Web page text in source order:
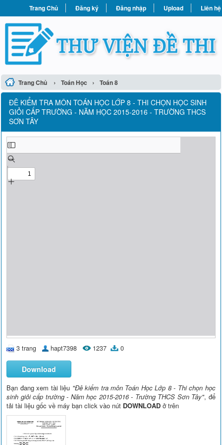
Trang Chủ Đăng ký Đăng nhập Upload Liên hệ
Trang Chủ › Toán Học › Toán 8
ĐÊ KIỂM TRA MÔN TOÁN HỌC LỚP 8 - THI CHỌN HỌC SINH
GIỎI CẤP TRƯỜNG - NĂM HỌC 2015-2016 - TRƯỜNG THCS
SƠN TÂY
3 trang hapt7398 1237 0
Download
Bạn đang xem tài liệu "Đê kiểm tra môn Toán Học Lớp 8 - Thi chọn học
sinh giỏi cấp trường - Năm học 2015-2016 - Trường THCS Sơn Tây", để
tải tài liệu gốc về máy bạn click vào nút DOWNLOAD ở trên